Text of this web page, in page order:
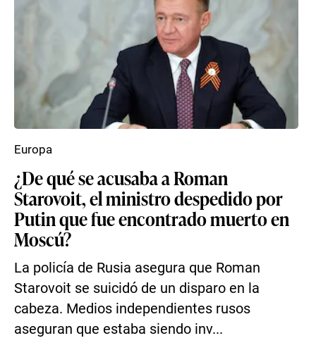
¿De qué se acusaba a Roman
Starovoit, el ministro despedido por
Putin que fue encontrado muerto en
Moscú?
La policía de Rusia asegura que Roman
Starovoit se suicidó de un disparo en la
cabeza. Medios independientes rusos
aseguran que estaba siendo inv...
Europa